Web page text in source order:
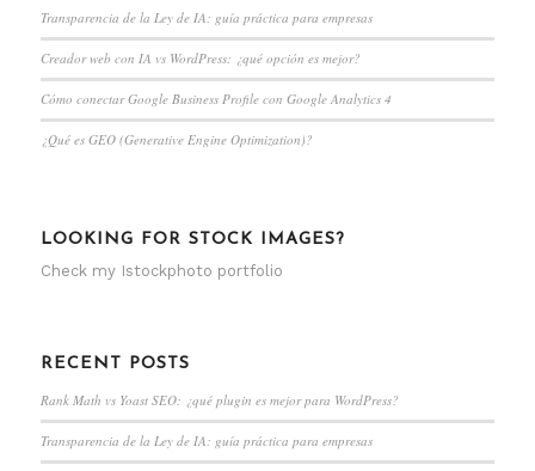
Transparencia de la Ley de IA: guía práctica para empresas
Creador web con IA vs WordPress: ¿qué opción es mejor?
Cómo conectar Google Business Profile con Google Analytics 4
¿Qué es GEO (Generative Engine Optimization)?
LOOKING FOR STOCK IMAGES?
Check my Istockphoto portfolio
RECENT POSTS
Rank Math vs Yoast SEO: ¿qué plugin es mejor para WordPress?
Transparencia de la Ley de IA: guía práctica para empresas